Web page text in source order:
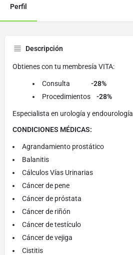
Perfil
Descripción
Obtienes con tu membresía VITA:
Consulta -28%
Procedimientos -28%
Especialista en urología y endourología
CONDICIONES MÉDICAS:
Agrandamiento prostático
Balanitis
Cálculos Vías Urinarias
Cáncer de pene
Cáncer de próstata
Cáncer de riñón
Cáncer de testículo
Cáncer de vejiga
Cistitis